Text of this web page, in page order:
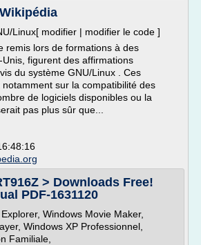
Linux[ modifier | modifier le code ]
remis lors de formations à des
figurent des affirmations
du système GNU/Linux . Ces
sur la compatibilité des
de logiciels disponibles ou la
pas plus sûr que...
> Downloads Free!
PDF-1631120
Windows Movie Maker,
Windows XP Professionnel,
Familiale,